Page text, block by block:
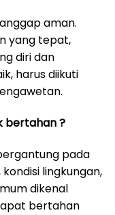
aman.
yang tepat,
diri dan
harus diikuti
bertahan ?
pada
lingkungan,
dikenal
bertahan